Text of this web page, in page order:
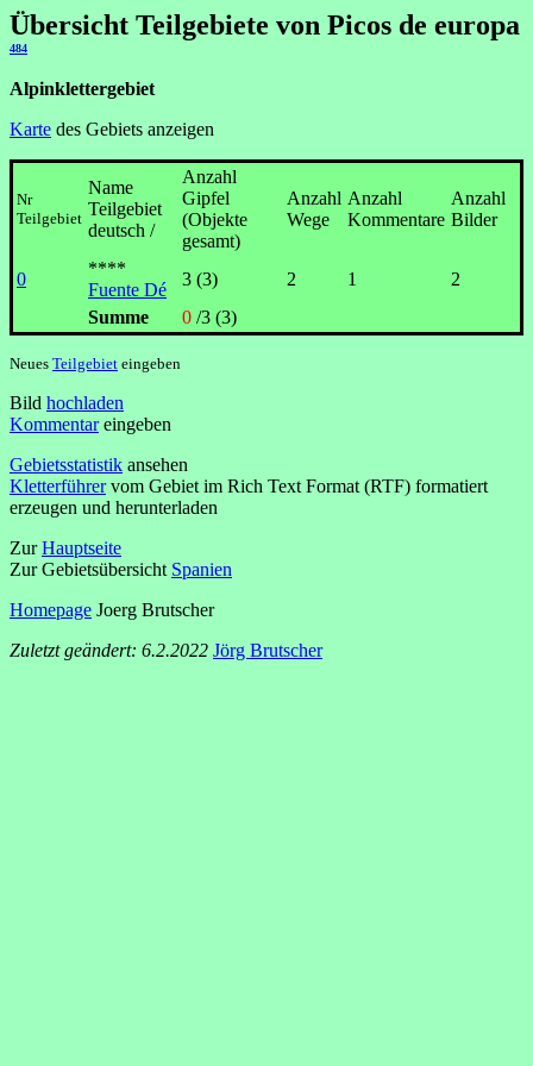
Übersicht Teilgebiete von Picos de europa
484
Alpinklettergebiet
Karte des Gebiets anzeigen
Nr
Teilgebiet
Name
Teilgebiet
deutsch /
Anzahl
Gipfel
(Objekte
gesamt)
Anzahl
Wege
Anzahl
Kommentare
Anzahl
Bilder
0
****
Fuente Dé
3 (3) 2 1
2
Summe
0 /3 (3)
Neues Teilgebiet eingeben
Bild hochladen
Kommentareingeben
Gebietsstatistik ansehen
Kletterführervom Gebiet im Rich Text Format (RTF) formatiert
erzeugen und herunterladen
ZurHauptseite
Zur Gebietsübersicht Spanien
Homepage Joerg Brutscher
Zuletzt geändert: 6.2.2022 Jörg Brutscher